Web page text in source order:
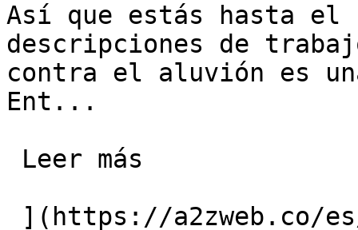
Así que estás hasta el
descripciones de
contra el aluvión es
Ent...